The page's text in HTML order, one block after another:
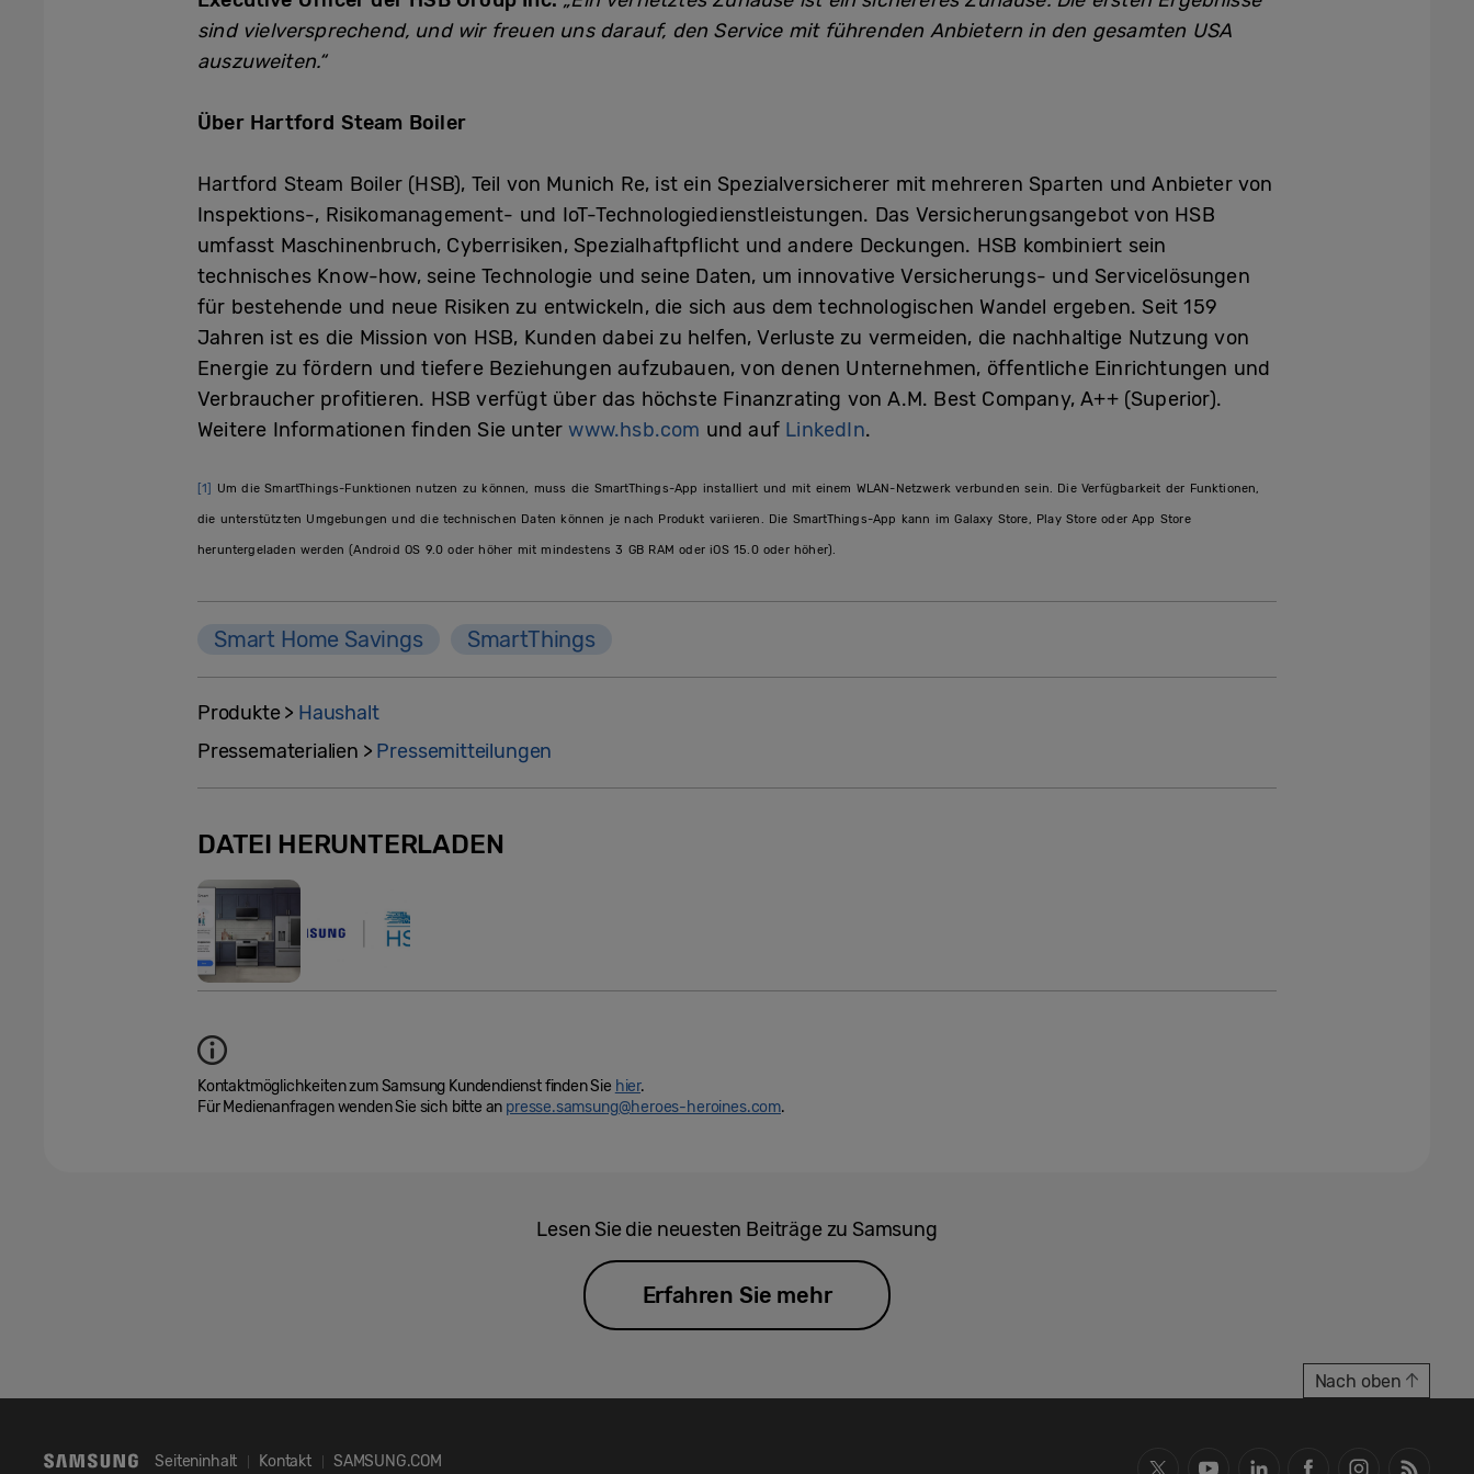
sind vielversprechend, und wir freuen uns darauf, den Service mit führenden Anbietern in den gesamten USA
auszuweiten.“
Über Hartford Steam Boiler
Hartford Steam Boiler (HSB), Teil von Munich Re, ist ein Spezialversicherer mit mehreren Sparten und Anbieter von
Inspektions-, Risikomanagement- und IoT-Technologiedienstleistungen. Das Versicherungsangebot von HSB
umfasst Maschinenbruch, Cyberrisiken, Spezialhaftpflicht und andere Deckungen. HSB kombiniert sein
technisches Know-how, seine Technologie und seine Daten, um innovative Versicherungs- und Servicelösungen
für bestehende und neue Risiken zu entwickeln, die sich aus dem technologischen Wandel ergeben. Seit 159
Jahren ist es die Mission von HSB, Kunden dabei zu helfen, Verluste zu vermeiden, die nachhaltige Nutzung von
Energie zu fördern und tiefere Beziehungen aufzubauen, von denen Unternehmen, öffentliche Einrichtungen und
Verbraucher profitieren. HSB verfügt über das höchste Finanzrating von A.M. Best Company, A++ (Superior).
Weitere Informationen finden Sie unterwww.hsb.com und auf LinkedIn.
[1] Um die SmartThings-Funktionen nutzen zu können, muss die SmartThings-App installiert und mit einem WLAN-Netzwerk verbunden sein. Die Verfügbarkeit der Funktionen,
die unterstützten Umgebungen und die technischen Daten können je nach Produkt variieren. Die SmartThings-App kann im Galaxy Store, Play Store oder App Store
heruntergeladen werden (Android OS 9.0 oder höher mit mindestens 3 GB RAM oder iOS 15.0 oder höher).
Smart Home Savings SmartThings
Produkte > Haushalt
Pressematerialien > Pressemitteilungen
DATEI HERUNTERLADEN
Kontaktmöglichkeiten zum Samsung Kundendienst finden Sie hier.
Für Medienanfragen wenden Sie sich bitte an presse.samsung@heroes-heroines.com.
Lesen Sie die neuesten Beiträge zu Samsung
Erfahren Sie mehr
Seiteninhalt Kontakt SAMSUNG.COM
Nach oben